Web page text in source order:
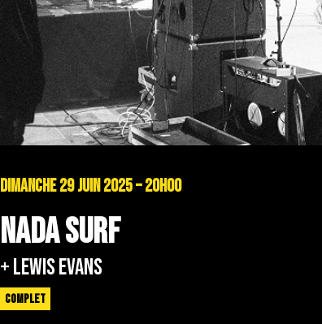
DIMANCHE 29 JUIN 2025 – 20H00
NADA SURF
+ LEWIS EVANS
COMPLET